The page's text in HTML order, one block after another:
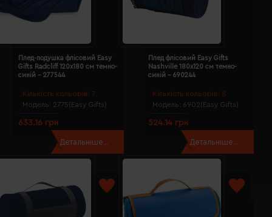
Кількість кольорів: 7
Модель: 2775(Easy Gifts)
Плед-подушка флісовий Easy
Gifts Radcliff 120х180 см темно-
синій - 277544
633.16 грн
Детальніше...
Кількість кольорів: 8
Модель: 6902(Easy Gifts)
Плед флісовий Easy Gifts
Nashville 180х120 см темно-
синій - 690244
524.14 грн
Детальніше...